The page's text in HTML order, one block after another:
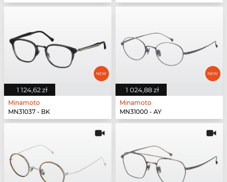
1 124,62 zł
Minamoto
MN31037 - BK
1 024,88 zł
Minamoto
MN31000 - AY